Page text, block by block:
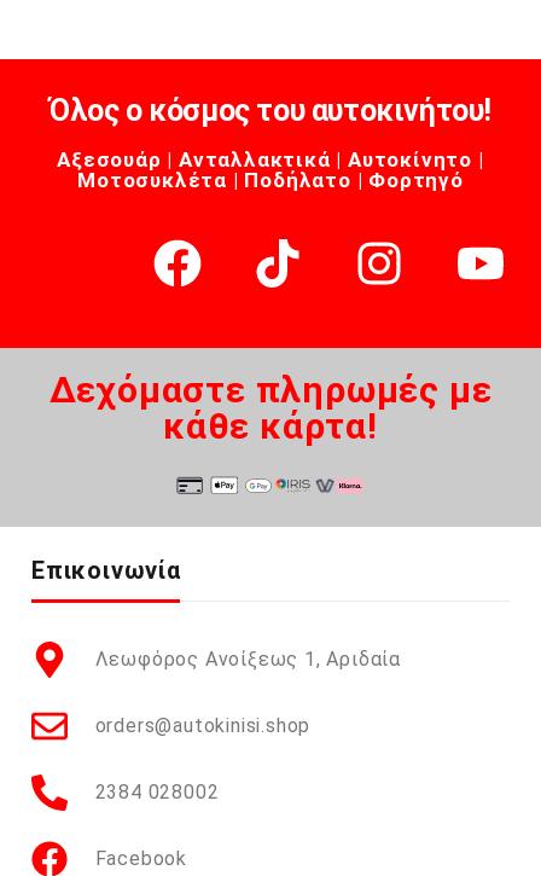
Όλος ο κόσμος του αυτοκινήτου!
Αξεσουάρ | Ανταλλακτικά | Αυτοκίνητο |
Μοτοσυκλέτα | Ποδήλατο | Φορτηγό
Δεχόμαστε πληρωμές με
κάθε κάρτα!
Επικοινωνία
Λεωφόρος Ανοίξεως 1, Αριδαία
orders@autokinisi.shop
2384 028002
Facebook